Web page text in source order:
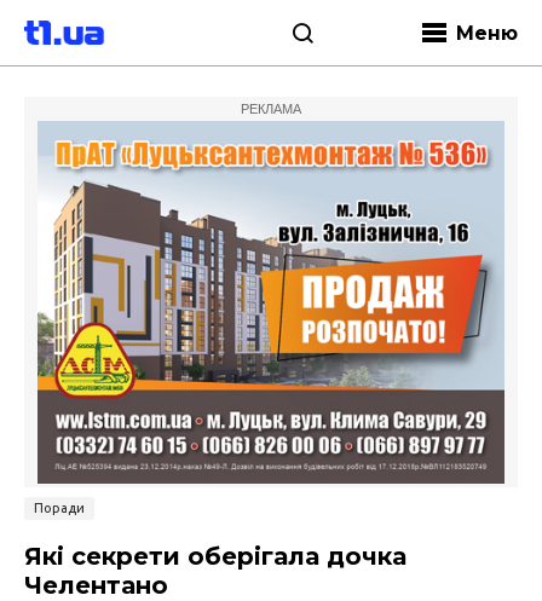
Меню
РЕКЛАМА
Поради
Які секрети оберігала дочка
Челентано